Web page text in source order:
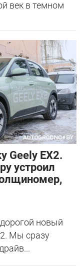
век в темном
Geely EX2.
устроил
новый
Мы сразу